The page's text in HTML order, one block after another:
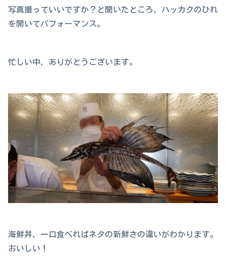
写真撮っていいですか？と聞いたところ、ハッカクのひれ
を開いてパフォーマンス。
忙しい中、ありがとうございます。
海鮮丼、一口食べればネタの新鮮さの違いがわかります。
おいしい！